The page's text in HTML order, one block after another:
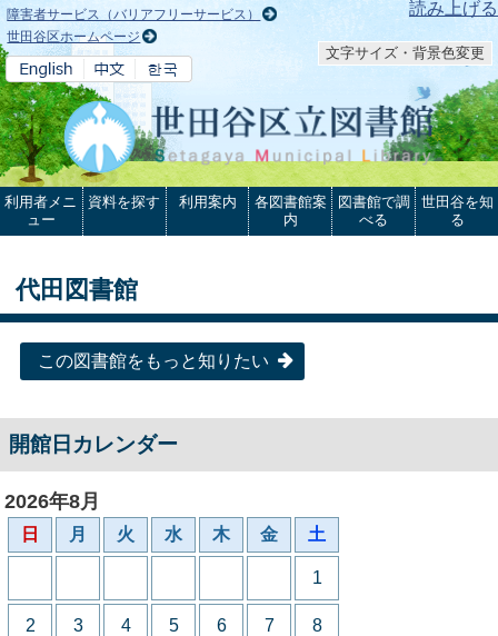
本文へ 読み上げる
障害者サービス（バリアフリーサービス）
世田谷区ホームページ
文字サイズ・背景色変更
利用者メニ
ュー
資料を探す 利用案内
各図書館案
内
図書館で調
べる
世田谷を知
る
代田図書館
この図書館をもっと知りたい
開館日カレンダー
2026年8月
日 月 火 水 木 金 土
1
2 3 4 5 6 7 8